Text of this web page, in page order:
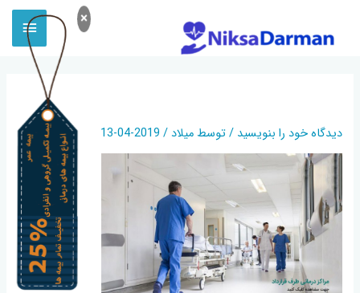
×
دیدگاه‌ خود را بنویسید / توسطمیلاد/
2019-04-13